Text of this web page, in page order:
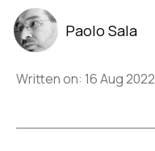
Paolo Sala
Written on: 16 Aug 2022